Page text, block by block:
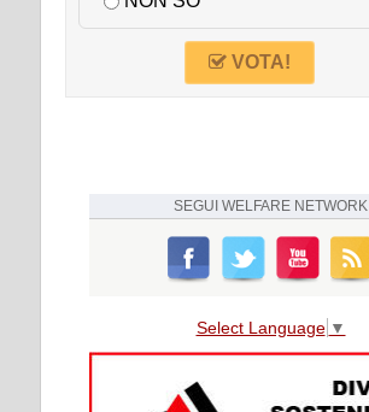
VOTA!
SEGUI WELFARE NETWORK
Select Language ▼